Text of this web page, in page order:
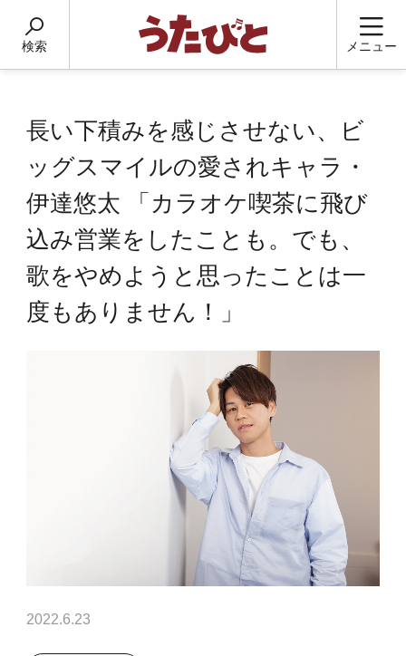
検索 メニュー
長い下積みを感じさせない、ビ
ッグスマイルの愛されキャラ・
伊達悠太 「カラオケ喫茶に飛び
込み営業をしたことも。でも、
歌をやめようと思ったことは一
度もありません！」
2022.6.23